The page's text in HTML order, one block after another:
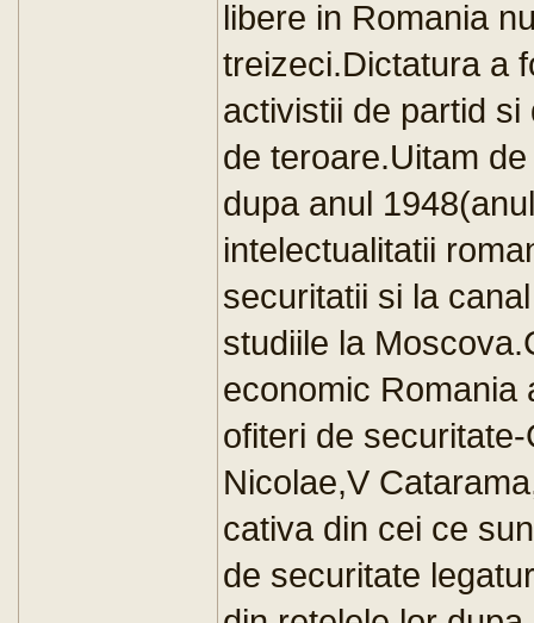
libere in Romania
treizeci.Dictatura a
activistii de partid
de teroare.Uitam
dupa anul
intelectualitatii
securitatii si la
studiile la
economic Romania
ofiteri de
Nicolae,V
cativa din cei ce
de securitate